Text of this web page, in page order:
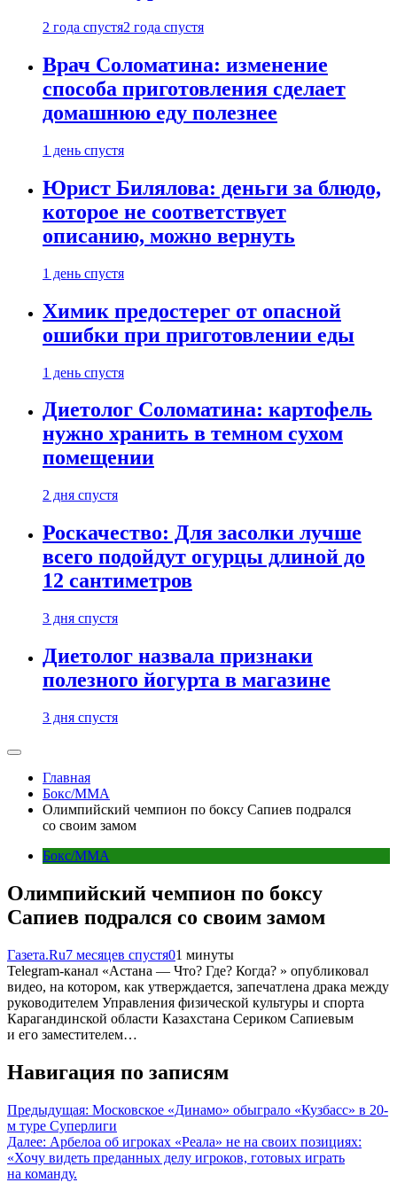
2 года спустя2 года спустя
Врач Соломатина: изменение
способа приготовления сделает
домашнюю еду полезнее
1 день спустя
Юрист Билялова: деньги за блюдо,
которое не соответствует
описанию, можно вернуть
1 день спустя
Химик предостерег от опасной
ошибки при приготовлении еды
1 день спустя
Диетолог Соломатина: картофель
нужно хранить в темном сухом
помещении
2 дня спустя
Роскачество: Для засолки лучше
всего подойдут огурцы длиной до
12 сантиметров
3 дня спустя
Диетолог назвала признаки
полезного йогурта в магазине
3 дня спустя
Главная
Бокс/MMA
Олимпийский чемпион по боксу Сапиев подрался
со своим замом
Бокс/MMA
Олимпийский чемпион по боксу
Сапиев подрался со своим замом
Газета.Ru7 месяцев спустя01 минуты
Telegram-канал «Астана — Что? Где? Когда? » опубликовал
видео, на котором, как утверждается, запечатлена драка между
руководителем Управления физической культуры и спорта
Карагандинской области Казахстана Сериком Сапиевым
и его заместителем…
Навигация по записям
Предыдущая: Московское «Динамо» обыграло «Кузбасс» в 20-
м туре Суперлиги
Далее: Арбелоа об игроках «Реала» не на своих позициях:
«Хочу видеть преданных делу игроков, готовых играть
на команду.